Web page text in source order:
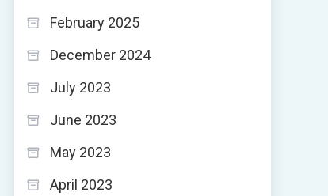
February 2025
December 2024
July 2023
June 2023
May 2023
April 2023